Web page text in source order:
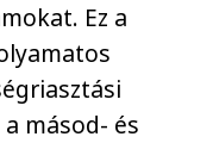
Ez a
másod- és